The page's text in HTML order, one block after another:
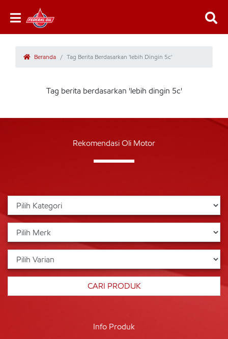
Beranda Tag Berita Berdasarkan 'lebih Dingin 5c'
Tag berita berdasarkan 'lebih dingin 5c'
Rekomendasi Oli Motor
Info Produk